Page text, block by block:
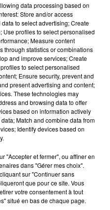
à 16h05 par Aurélie
: l'éruption du volcan
est terminée
data processing based on
Store and/or access
to select advertising; Create
profiles to select personalised
Measure content
through statistics or combinations
and improve services; Create
to select personalised
Ensure security, prevent and
present advertising and content;
These technologies may
and browsing data to offer
based on information actively
Match and combine data from
Identify devices based on
"Accepter et fermer", ou affiner en
dans "Gérer mes choix".
sur "Continuer sans
que pour ce site. Vous
votre consentement à tout
situé en bas de chaque page.